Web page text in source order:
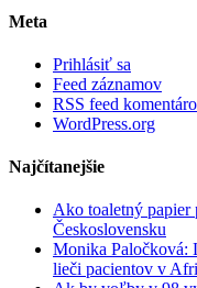
Meta
Prihlásiť sa
Feed záznamov
RSS feed
WordPress.org
Najčítanejšie
Ako toaletný papier
Československu
Monika Paločková:
lieči pacientov v